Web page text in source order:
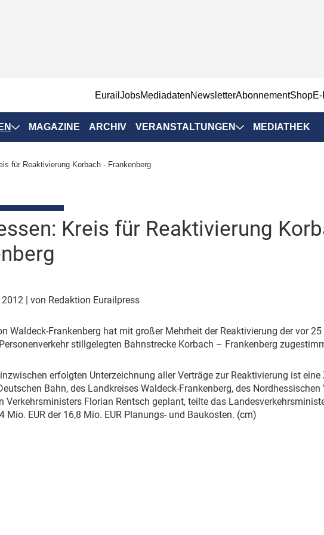
EurailJobsMediadatenNewsletterAbonnementShop
Positionen
& Märkte
& Ausrüstung
MAGAZINE ARCHIV VERANSTALTUNGEN
Veranstaltungen
IRSA 2025
MEDIATHEK
für Reaktivierung Korbach - Frankenberg
Kreis für Reaktivierung
2012 | von Redaktion Eurailpress
Waldeck-Frankenberg hat mit großer Mehrheit der Reaktivierung der vor
stillgelegten Bahnstrecke Korbach – Frankenberg
erfolgten Unterzeichnung aller Verträge zur Reaktivierung ist
Bahn, des Landkreises Waldeck-Frankenberg, des Nordhessischen
Verkehrsministers Florian Rentsch geplant, teilte das
Mio. EUR der 16,8 Mio. EUR Planungs- und Baukosten. (cm)